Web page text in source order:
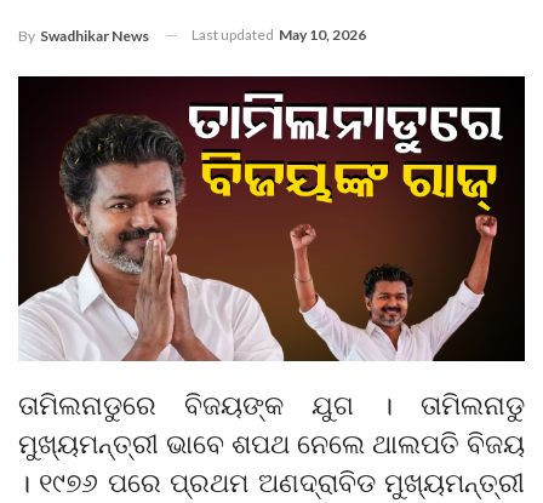
By Swadhikar News Last updated May 10, 2026
ତାମିଲନାଡୁରେ ବିଜୟଙ୍କ ଯୁଗ । ତାମିଲନାଡୁ
ମୁଖ୍ୟମନ୍ତ୍ରୀ ଭାବେ ଶପଥ ନେଲେ ଥାଲପତି ବିଜୟ
। ୧୯୭୬ ପରେ ପ୍ରଥମ ଅଣଦ୍ରାବିଡ ମୁଖ୍ୟମନ୍ତ୍ରୀ